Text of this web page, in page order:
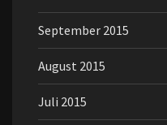
September 2015
August 2015
Juli 2015